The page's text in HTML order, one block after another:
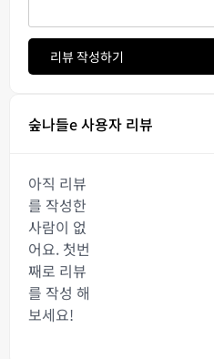
리뷰 작성하기
숲나들e 사용자 리뷰
아직 리뷰
를 작성한
사람이 없
어요. 첫번
째로 리뷰
를 작성 해
보세요!